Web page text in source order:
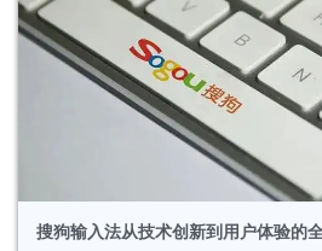
搜狗输入法从技术创新到用户体验的